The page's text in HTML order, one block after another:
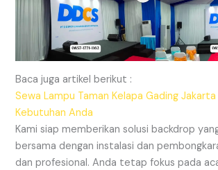
Baca juga artikel berikut :
Sewa Lampu Taman Kelapa Gading
Kebutuhan Anda
Kami siap memberikan solusi backdrop
bersama dengan instalasi dan
dan profesional. Anda tetap fokus pada